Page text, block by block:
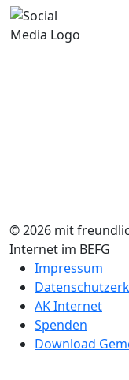
© 2026 mit
Internet im BEFG
Impressum
AK Internet
Spenden
Download